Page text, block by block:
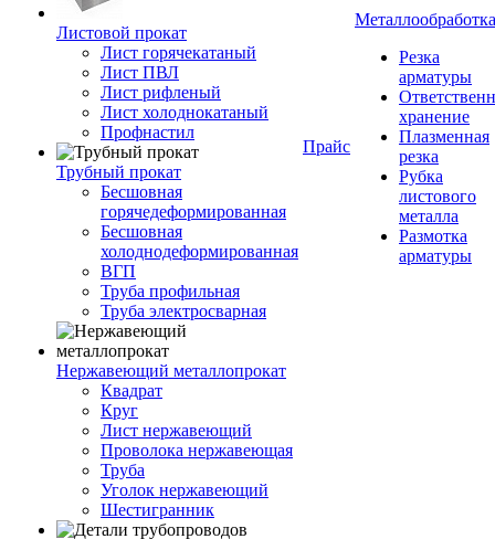
Листовой прокат
Лист горячекатаный
Лист ПВЛ
Лист рифленый
Лист холоднокатаный
Профнастил
Трубный прокат
Бесшовная
горячедеформированная
Бесшовная
холоднодеформированная
ВГП
Труба профильная
Труба электросварная
Нержавеющий металлопрокат
Квадрат
Круг
Лист нержавеющий
Проволока нержавеющая
Труба
Уголок нержавеющий
Шестигранник
Прайс
Металлообработка
Резка
арматуры
хранение
Плазменная
резка
Рубка
листового
металла
Размотка
арматуры